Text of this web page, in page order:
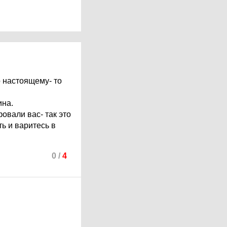
настоящему- то
вас- так это
и варитесь в
0 / 4